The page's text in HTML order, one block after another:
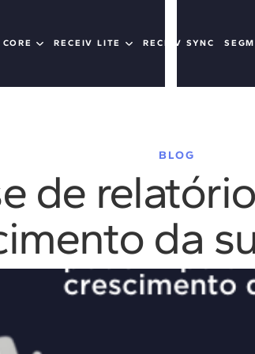
RECEIV LITE RECEIV SYNC
BLOG
de
da